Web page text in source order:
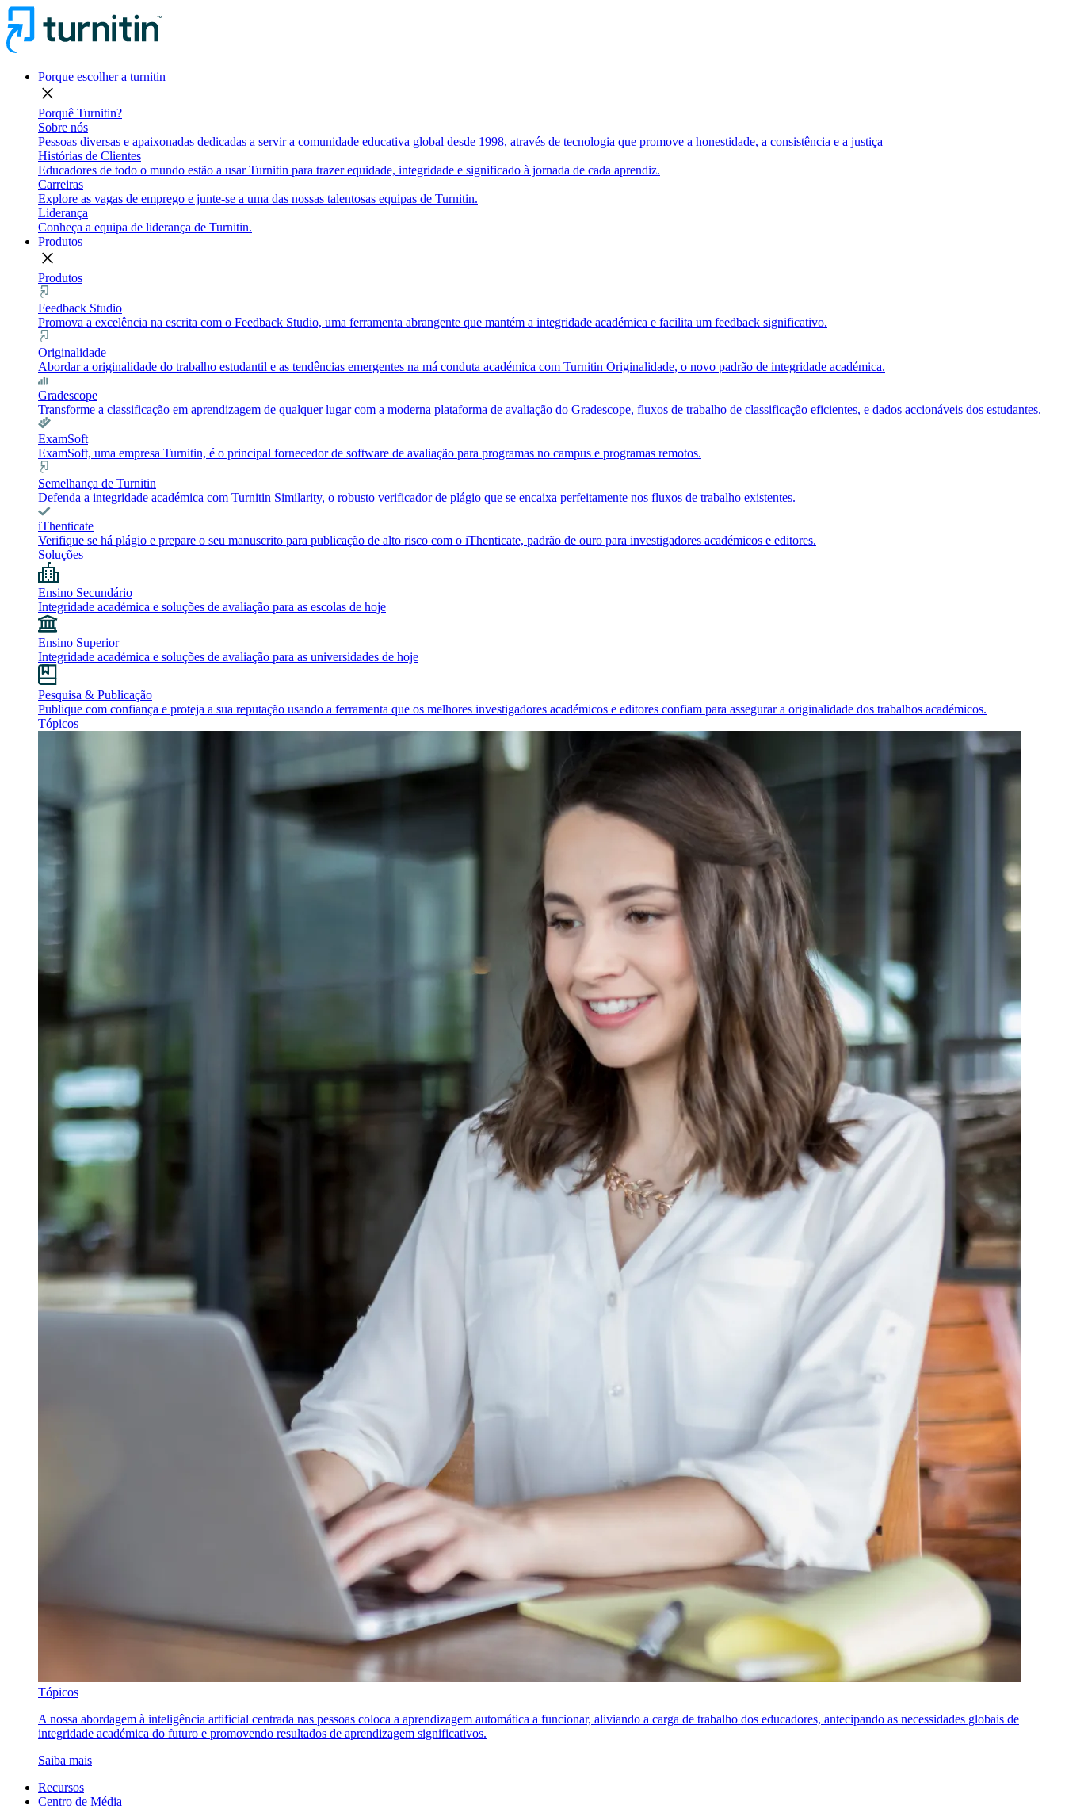
Porque escolher a turnitin
close
Porquê Turnitin?
Sobre nós
Pessoas diversas e apaixonadas dedicadas a servir a comunidade educativa global desde 1998, através de tecnologia que promove a honestidade, a consistência e a justiça
Histórias de Clientes
Educadores de todo o mundo estão a usar Turnitin para trazer equidade, integridade e significado à jornada de cada aprendiz.
Carreiras
Explore as vagas de emprego e junte-se a uma das nossas talentosas equipas de Turnitin.
Liderança
Conheça a equipa de liderança de Turnitin.
Produtos
close
Produtos
Feedback Studio
Promova a excelência na escrita com o Feedback Studio, uma ferramenta abrangente que mantém a integridade académica e facilita um feedback significativo.
Originalidade
Abordar a originalidade do trabalho estudantil e as tendências emergentes na má conduta académica com Turnitin Originalidade, o novo padrão de integridade académica.
Gradescope
Transforme a classificação em aprendizagem de qualquer lugar com a moderna plataforma de avaliação do Gradescope, fluxos de trabalho de classificação eficientes, e dados accionáveis dos estudantes.
ExamSoft
ExamSoft, uma empresa Turnitin, é o principal fornecedor de software de avaliação para programas no campus e programas remotos.
Semelhança de Turnitin
Defenda a integridade académica com Turnitin Similarity, o robusto verificador de plágio que se encaixa perfeitamente nos fluxos de trabalho existentes.
iThenticate
Verifique se há plágio e prepare o seu manuscrito para publicação de alto risco com o iThenticate, padrão de ouro para investigadores académicos e editores.
Soluções
Ensino Secundário
Integridade académica e soluções de avaliação para as escolas de hoje
Ensino Superior
Integridade académica e soluções de avaliação para as universidades de hoje
Pesquisa & Publicação
Publique com confiança e proteja a sua reputação usando a ferramenta que os melhores investigadores académicos e editores confiam para assegurar a originalidade dos trabalhos académicos.
Tópicos
Tópicos
A nossa abordagem à inteligência artificial centrada nas pessoas coloca a aprendizagem automática a funcionar, aliviando a carga de trabalho dos educadores, antecipando as necessidades globais de
integridade académica do futuro e promovendo resultados de aprendizagem significativos.
Saiba mais
Recursos
Centro de Média